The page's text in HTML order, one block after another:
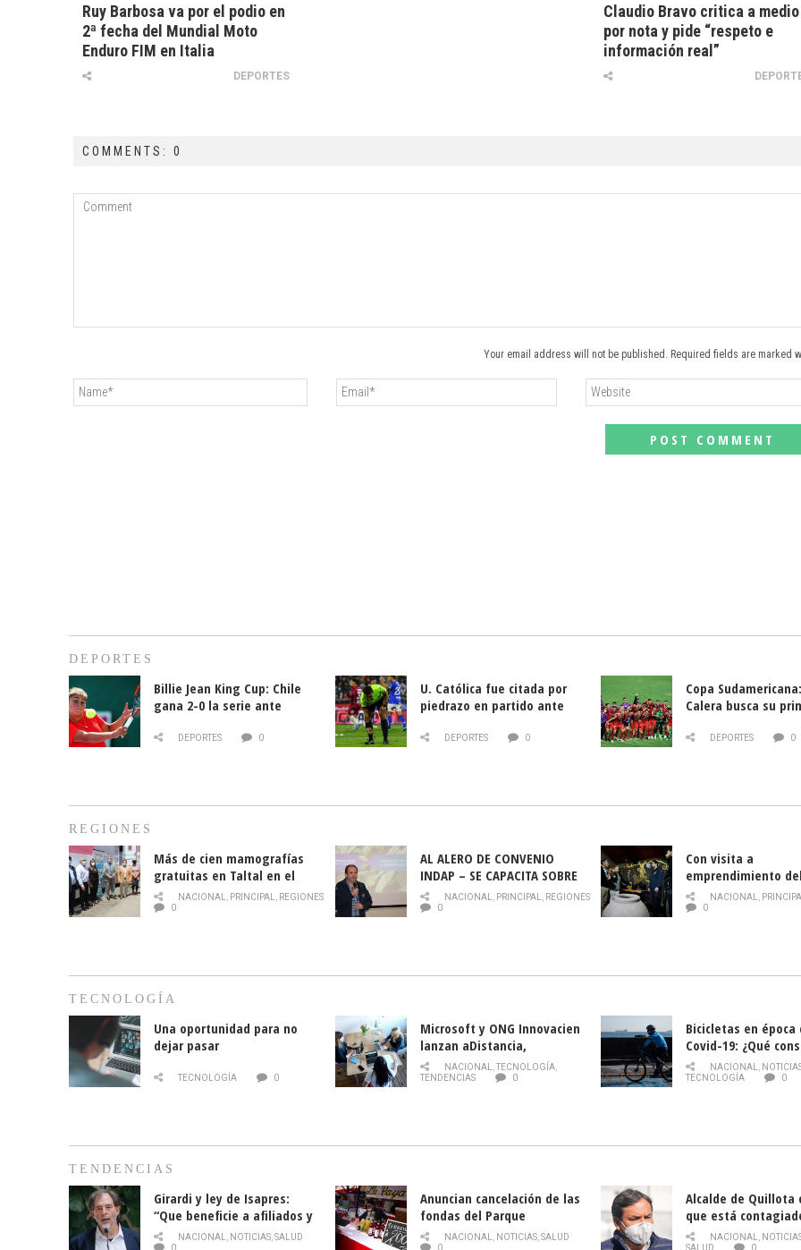
Ruy Barbosa va por el podio en
2ª fecha del Mundial Moto
Enduro FIM en Italia
DEPORTES
Claudio Bravo critica a medio
por nota y pide “respeto e
información real”
COMMENTS: 0
Your email address will not be published. Required fields are marked
DEPORTES
Billie Jean King Cup: Chile
gana 2-0 la serie ante
DEPORTES 0
U. Católica fue citada por
piedrazo en partido ante
DEPORTES 0
Copa
Calera busca su
DEPORTES 0
REGIONES
Más de cien mamografías
gratuitas en Taltal en el
mes de la prevención del
cáncer de mama
NACIONAL, PRINCIPAL, REGIONES
0
AL ALERO DE CONVENIO
INDAP – SE CAPACITA SOBRE
PLAGA DROSOPHILA SUZUKII
NACIONAL, PRINCIPAL, REGIONES
0
Con visita a
emprendimiento
y llamado al
historia campesina
NACIONAL,
0
TECNOLOGÍA
Una oportunidad para no
dejar pasar
TECNOLOGÍA 0
Microsoft y ONG Innovacien
lanzan aDistancia,
plataforma con cursos
gratuitos online sobre
NACIONAL,TECNOLOGÍA,
TENDENCIAS
0
Bicicletas en época
Covid-19: ¿Qué
momento de
NACIONAL,
TECNOLOGÍA
0
TENDENCIAS
Girardi y ley de Isapres:
“Que beneficie a afiliados y
no legalice el abuso”
NACIONAL, NOTICIAS,SALUD
0
Anuncian cancelación de las
fondas del Parque
O’Higgins debido al
NACIONAL, NOTICIAS,SALUD
0
Alcalde de Quillota
que está
COVID-19
NACIONAL,
SALUD
0